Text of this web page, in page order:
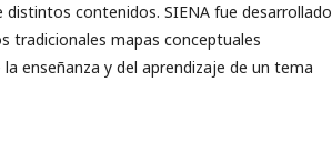
distintos contenidos. SIENA fue desarrollado
tradicionales mapas conceptuales
enseñanza y del aprendizaje de un tema